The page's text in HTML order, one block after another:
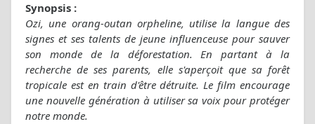
Synopsis :
Ozi, une orang-outan orpheline, utilise la langue des
signes et ses talents de jeune influenceuse pour sauver
son monde de la déforestation. En partant à la
recherche de ses parents, elle s'aperçoit que sa forêt
tropicale est en train d'être détruite. Le film encourage
une nouvelle génération à utiliser sa voix pour protéger
notre monde.